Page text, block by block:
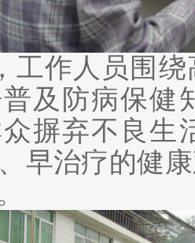
工作人员围
及防病保健
摒弃不良生
早治疗的健